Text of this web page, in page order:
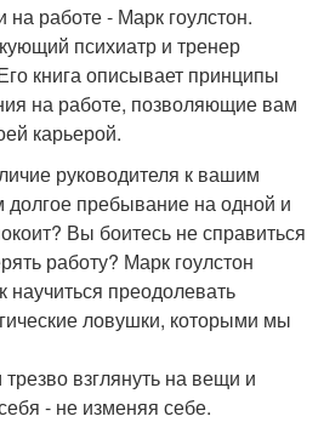
работе - Марк гоулстон.
психиатр и тренер
книга описывает принципы
на работе, позволяющие вам
карьерой.
руководителя к вашим
пребывание на одной и
Вы боитесь не справиться
работу? Марк гоулстон
научиться преодолевать
ловушки, которыми мы
взглянуть на вещи и
- не изменяя себе.